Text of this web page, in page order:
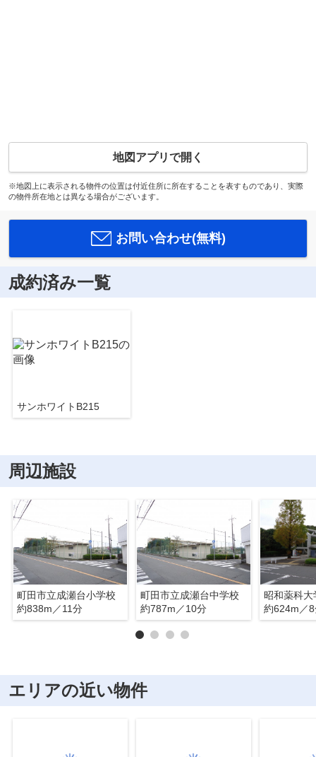
地図アプリで開く
※地図上に表示される物件の位置は付近住所に所在することを表すものであり、実際
の物件所在地とは異なる場合がございます。
お問い合わせ(無料)
成約済み一覧
サンホワイトB215
周辺施設
町田市立成瀬台小学校
約838m／11分
町田市立成瀬台中学校
約787m／10分
昭和薬科大
約624m／
エリアの近い物件